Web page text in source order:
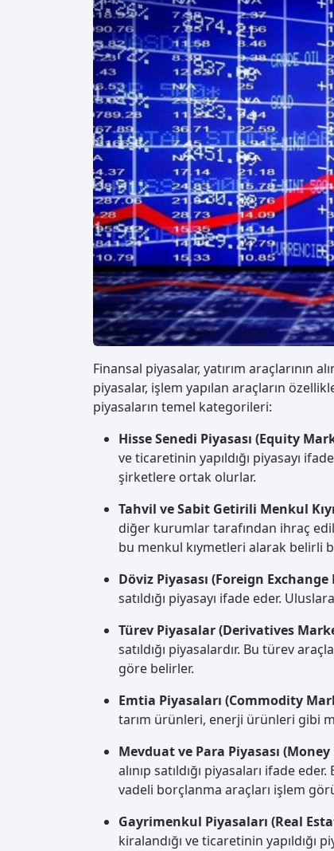
Finansal piyasalar, yatırım araçlarının
piyasalar, işlem yapılan araçların
piyasaların temel kategorileri:
Hisse Senedi Piyasası (Equity
ve ticaretinin yapıldığı piyasayı
şirketlere ortak olurlar.
Tahvil ve Sabit Getirili Menkul
diğer kurumlar tarafından ihraç
bu menkul kıymetleri alarak belirli
Döviz Piyasası (Foreign
satıldığı piyasayı ifade eder.
Türev Piyasalar (Derivatives
satıldığı piyasalardır. Bu türev
göre belirler.
Emtia Piyasaları (Commodity
tarım ürünleri, enerji ürünleri gibi
Mevduat ve Para Piyasası
alınıp satıldığı piyasaları ifade
vadeli borçlanma araçları işlem
Gayrimenkul Piyasaları (Real
kiralandığı ve ticaretinin yapıldığı